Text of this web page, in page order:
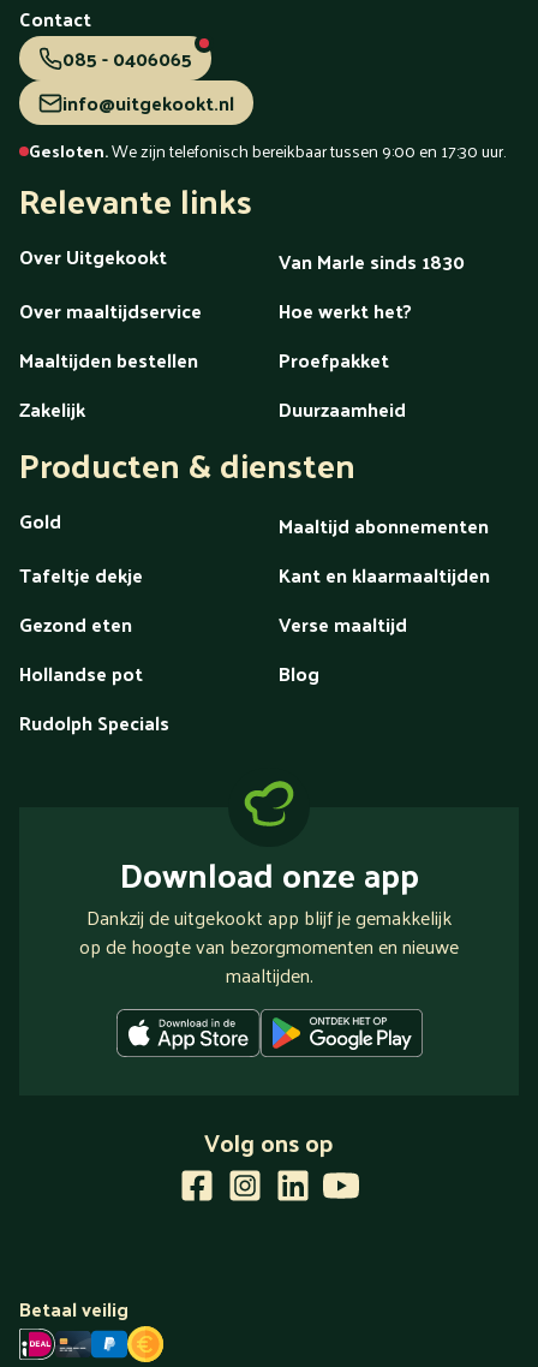
Contact
085 - 0406065
info@uitgekookt.nl
Gesloten.We zijn telefonisch bereikbaar tussen 9:00 en 17:30 uur.
Relevante links
Over Uitgekookt
Van Marle sinds 1830
Over maaltijdservice
Hoe werkt het?
Maaltijden bestellen
Proefpakket
Zakelijk
Duurzaamheid
Producten & diensten
Gold
Maaltijd abonnementen
Tafeltje dekje
Kant en klaarmaaltijden
Gezond eten
Verse maaltijd
Hollandse pot
Blog
Rudolph Specials
Download onze app
Dankzij de uitgekookt app blijf je gemakkelijk
op de hoogte van bezorgmomenten en nieuwe
maaltijden.
Volg ons op
Betaal veilig